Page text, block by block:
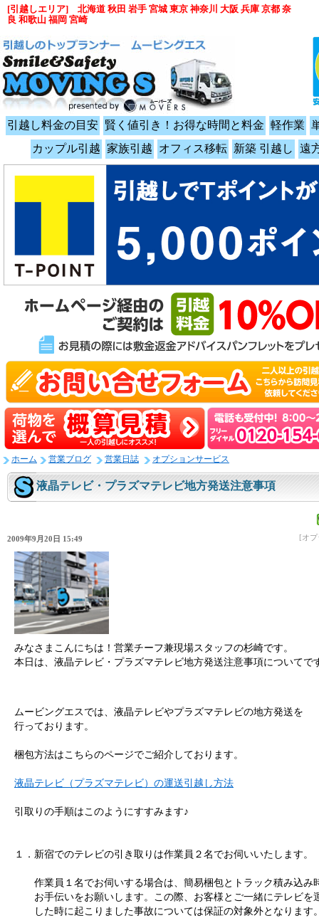
引越し料金の目安 賢く値引き！お得な時間と料金 軽作業
カップル引越 家族引越 オフィス移転 新築 引越し 遠
ホーム 営業ブログ 営業日誌 オプションサービス
液晶テレビ・プラズマテレビ地方発送注意事項
[オ
2009年9月20日 15:49
みなさまこんにちは！営業チーフ兼現場スタッフの杉崎です。
本日は、液晶テレビ・プラズマテレビ地方発送注意事項についてで
ムービングエスでは、液晶テレビやプラズマテレビの地方発送を
行っております。
梱包方法はこちらのページでご紹介しております。
液晶テレビ（プラズマテレビ）の運送引越し方法
引取りの手順はこのようにすすみます♪
１．新宿でのテレビの引き取りは作業員２名でお伺いいたします。
作業員１名でお伺いする場合は、簡易梱包とトラック積み込み
お手伝いをお願いします。この際、お客様とご一緒にテレビを
した時に起こりました事故については保証の対象外となります
[引越しエリア] 北海道 秋田 岩手 宮城 東京 神奈川 大阪 兵庫 京都 奈
良 和歌山 福岡 宮崎